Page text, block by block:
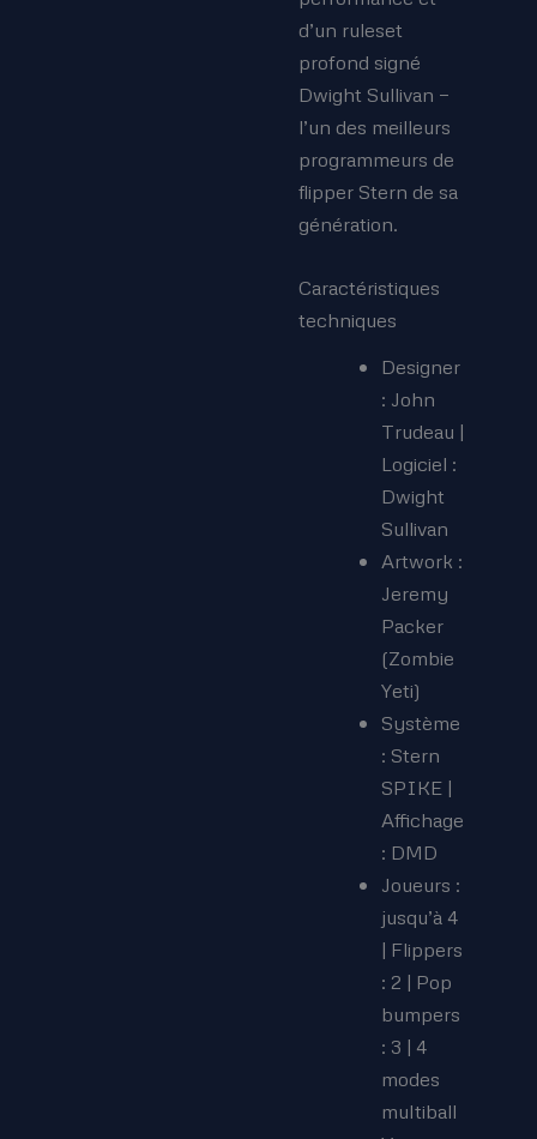
d’un ruleset
profond signé
Dwight Sullivan —
l’un des meilleurs
programmeurs de
flipper Stern de sa
génération.
Caractéristiques
techniques
Designer
: John
Trudeau |
Logiciel :
Dwight
Sullivan
Artwork :
Jeremy
Packer
(Zombie
Yeti)
Système
: Stern
SPIKE |
Affichage
: DMD
Joueurs :
jusqu’à 4
| Flippers
: 2 | Pop
bumpers
: 3 | 4
modes
multiball